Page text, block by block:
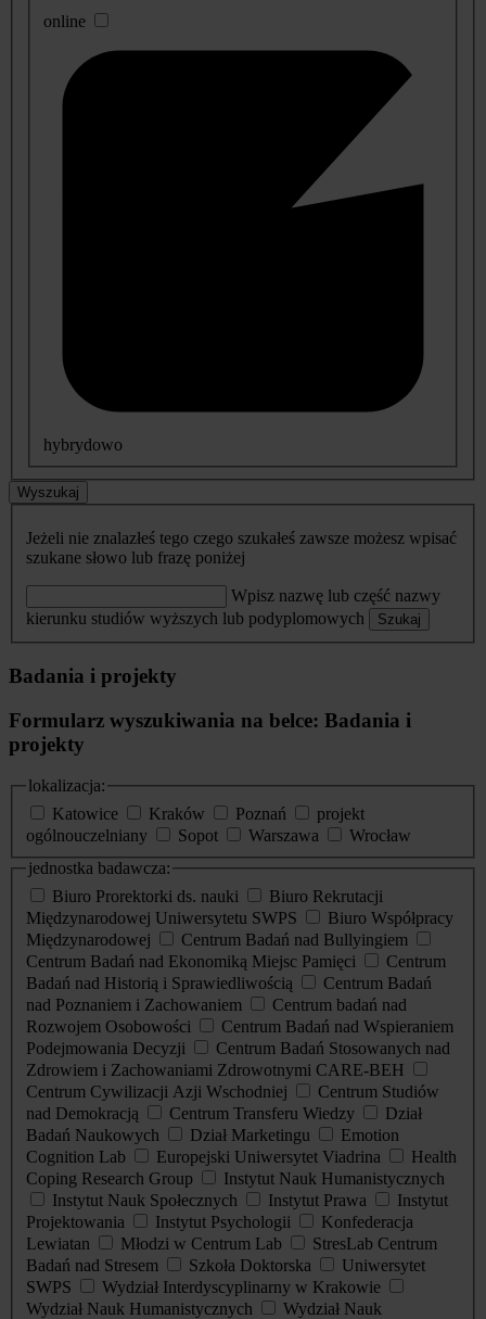
online
hybrydowo
Wyszukaj
Jeżeli nie znalazłeś tego czego szukałeś zawsze możesz wpisać
szukane słowo lub frazę poniżej
Wpisz nazwę lub część nazwy
kierunku studiów wyższych lub podyplomowych
Szukaj
Badania i projekty
Formularz wyszukiwania na belce: Badania i
projekty
lokalizacja:
Katowice
Kraków Poznań
projekt
ogólnouczelniany
Sopot Warszawa
Wrocław
jednostka badawcza:
Biuro Prorektorki ds. nauki
Biuro Rekrutacji
Międzynarodowej Uniwersytetu SWPS
Biuro Współpracy
Międzynarodowej
Centrum Badań nad Bullyingiem
Centrum Badań nad Ekonomiką Miejsc Pamięci
Centrum
Badań nad Historią i Sprawiedliwością
Centrum Badań
nad Poznaniem i Zachowaniem
Centrum badań nad
Rozwojem Osobowości
Centrum Badań nad Wspieraniem
Podejmowania Decyzji
Centrum Badań Stosowanych nad
Zdrowiem i Zachowaniami Zdrowotnymi CARE-BEH
Centrum Cywilizacji Azji Wschodniej
Centrum Studiów
nad Demokracją
Centrum Transferu Wiedzy
Dział
Badań Naukowych
Dział Marketingu
Emotion
Cognition Lab
Europejski Uniwersytet Viadrina
Health
Coping Research Group
Instytut Nauk Humanistycznych
Instytut Nauk Społecznych
Instytut Prawa
Instytut
Projektowania
Instytut Psychologii
Konfederacja
Lewiatan
Młodzi w Centrum Lab
StresLab Centrum
Badań nad Stresem
Szkoła Doktorska
Uniwersytet
SWPS
Wydział Interdyscyplinarny w Krakowie
Wydział Nauk Humanistycznych
Wydział Nauk